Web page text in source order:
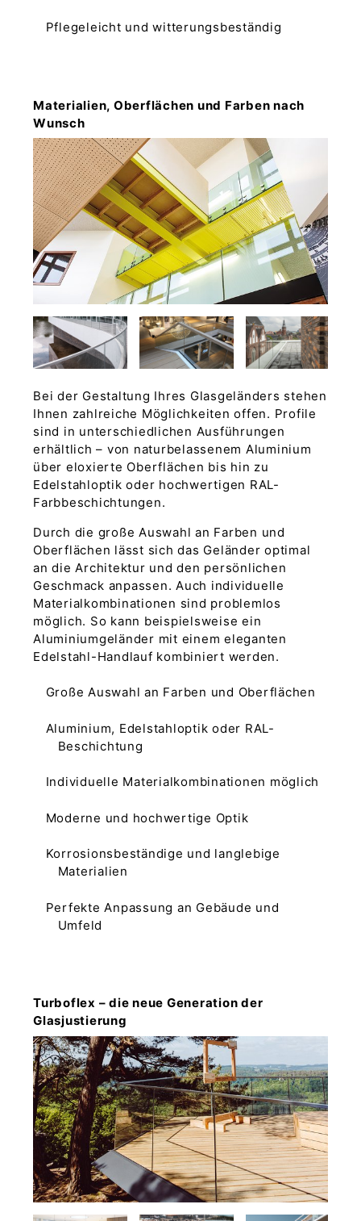
Pflegeleicht und witterungsbeständig
Materialien, Oberflächen und Farben nach
Wunsch
Bei der Gestaltung Ihres Glasgeländers stehen
Ihnen zahlreiche Möglichkeiten offen. Profile
sind in unterschiedlichen Ausführungen
erhältlich – von naturbelassenem Aluminium
über eloxierte Oberflächen bis hin zu
Edelstahloptik oder hochwertigen RAL-
Farbbeschichtungen.
Durch die große Auswahl an Farben und
Oberflächen lässt sich das Geländer optimal
an die Architektur und den persönlichen
Geschmack anpassen. Auch individuelle
Materialkombinationen sind problemlos
möglich. So kann beispielsweise ein
Aluminiumgeländer mit einem eleganten
Edelstahl-Handlauf kombiniert werden.
Große Auswahl an Farben und Oberflächen
Aluminium, Edelstahloptik oder RAL-
Beschichtung
Individuelle Materialkombinationen möglich
Moderne und hochwertige Optik
Korrosionsbeständige und langlebige
Materialien
Perfekte Anpassung an Gebäude und
Umfeld
Turboflex – die neue Generation der
Glasjustierung